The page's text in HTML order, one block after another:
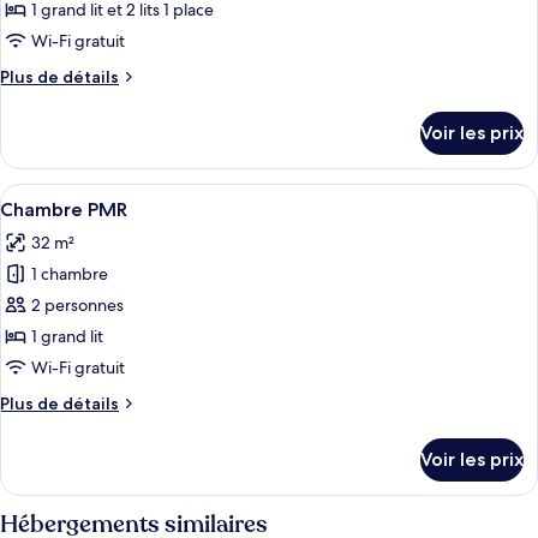
ce
type
chambre :
1 grand lit et 2 lits 1 place
Wi-Fi gratuit
Plus de détails
Plus
le
type
de
Duplex
Voir les prix
Afficher
toutes
les
photos
pour
ce
type
chambre :
Une chambre à coucher avec un
4
Chambre PMR
32 m²
1 chambre
2 personnes
1 grand lit
Wi-Fi gratuit
Plus de détails
Plus
le
type
de
Voir les prix
Hébergements similaires